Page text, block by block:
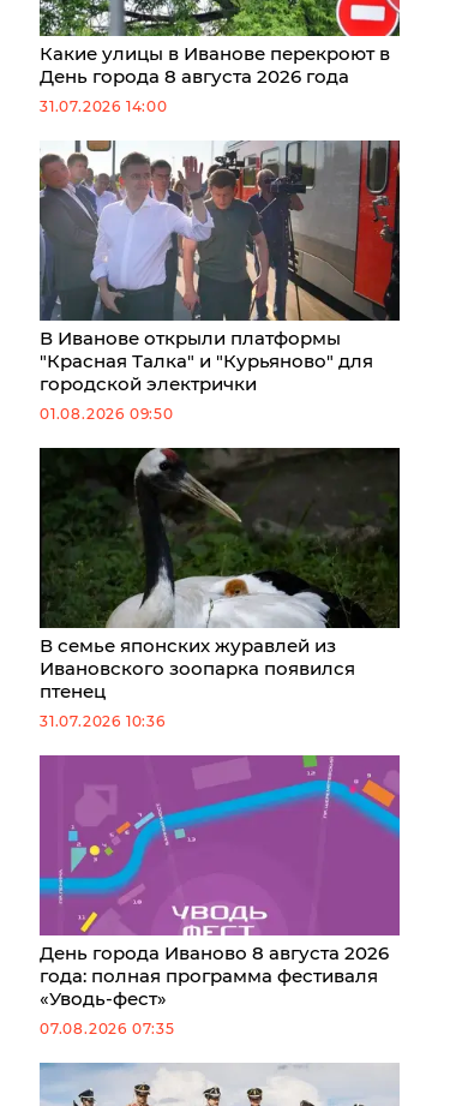
Какие улицы в Иванове перекроют в
День города 8 августа 2026 года
31.07.2026 14:00
В Иванове открыли платформы
"Красная Талка" и "Курьяново" для
городской электрички
01.08.2026 09:50
В семье японских журавлей из
Ивановского зоопарка появился
птенец
31.07.2026 10:36
День города Иваново 8 августа 2026
года: полная программа фестиваля
«Уводь-фест»
07.08.2026 07:35